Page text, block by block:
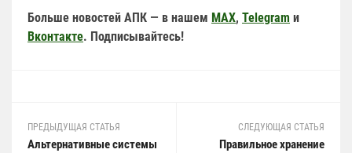
Больше новостей АПК — в нашем MAX, Telegram и
Вконтакте. Подписывайтесь!
ПРЕДЫДУЩАЯ СТАТЬЯ
Альтернативные системы
СЛЕДУЮЩАЯ СТАТЬЯ
Правильное хранение